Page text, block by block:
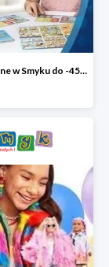
Gry edukacyjne w Smyku do -45%